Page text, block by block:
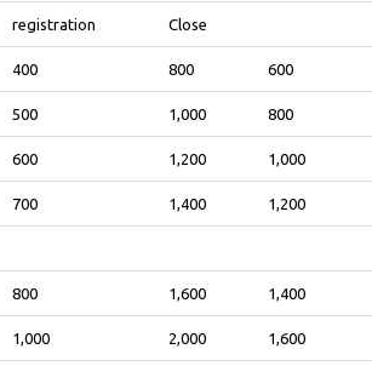
registration Close
400 800 600
500 1,000 800
600 1,200 1,000
700 1,400 1,200
800 1,600 1,400
1,000 2,000 1,600